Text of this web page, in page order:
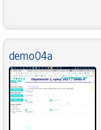
demo04a